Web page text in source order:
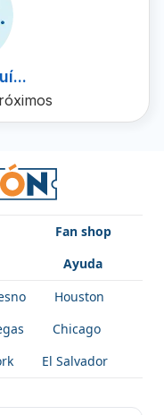
a través de
una performance
y servicio.
Fan shop
Ayuda
Houston
Chicago
El Salvador